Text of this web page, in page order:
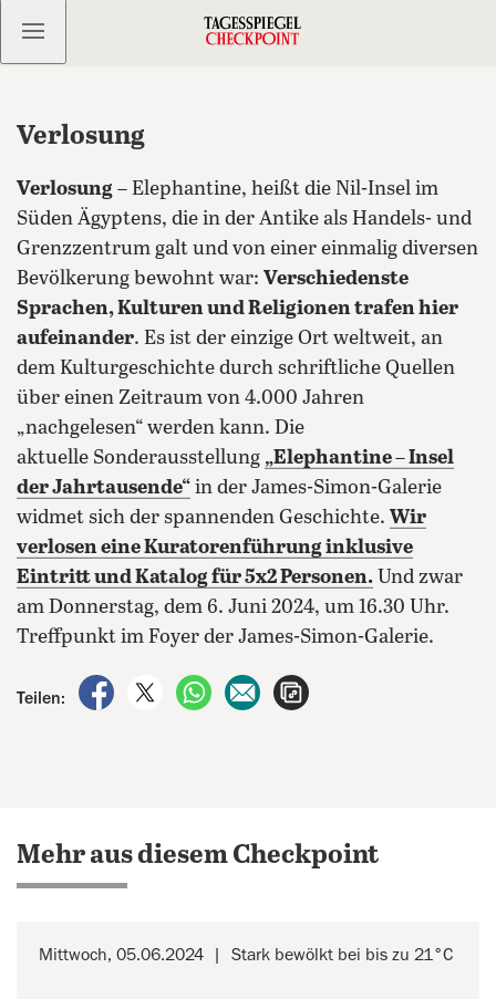
Kostenlos anmelden
Verlosung
Verlosung – Elephantine, heißt die Nil-Insel im
Süden Ägyptens, die in der Antike als Handels- und
Grenzzentrum galt und von einer einmalig diversen
Bevölkerung bewohnt war: Verschiedenste
Sprachen, Kulturen und Religionen trafen hier
aufeinander. Es ist der einzige Ort weltweit, an
dem Kulturgeschichte durch schriftliche Quellen
über einen Zeitraum von 4.000 Jahren
„nachgelesen“ werden kann. Die
aktuelle Sonderausstellung „Elephantine – Insel
der Jahrtausende“ in der James-Simon-Galerie
widmet sich der spannenden Geschichte. Wir
verlosen eine Kuratorenführung inklusive
Eintritt und Katalog für 5x2 Personen. Und zwar
am Donnerstag, dem 6. Juni 2024, um 16.30 Uhr.
Treffpunkt im Foyer der James-Simon-Galerie.
Teilen:
auf Facebook teilen
auf X teilenper WhatsApp teilen
per E-Mail teilen
Mehr aus diesem Checkpoint
Mittwoch, 05.06.2024 Stark bewölkt bei bis zu 21°C